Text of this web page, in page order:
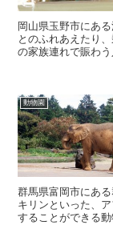
岡山県玉野市にあ
とのふれあえたり
の家族連れで賑わう人気
動物園
群馬県富岡市にあ
キリンといった、
することができる動物園になっ